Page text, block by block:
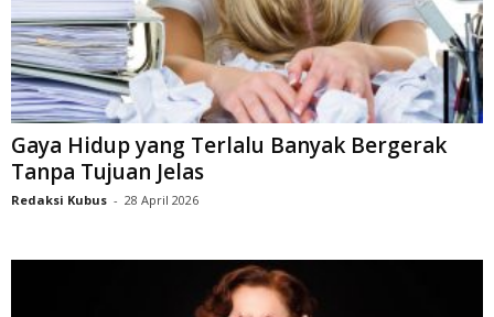
Gaya Hidup yang Terlalu Banyak Bergerak
Tanpa Tujuan Jelas
Redaksi Kubus - 28 April 2026